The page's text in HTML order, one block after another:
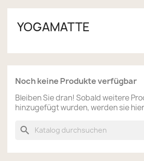
YOGAMATTE
Noch keine Produkte verfügbar
Bleiben Sie dran! Sobald weitere
hinzugefügt wurden, werden sie
search